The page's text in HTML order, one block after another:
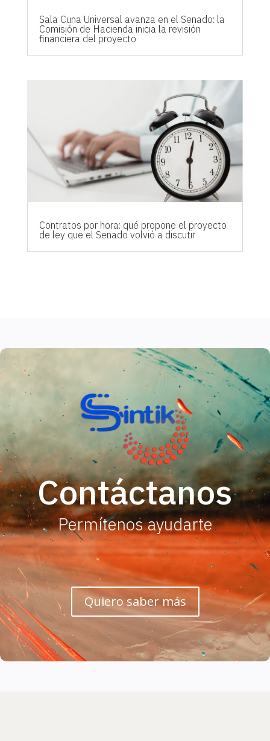
Sala Cuna Universal avanza en el Senado: la
Comisión de Hacienda inicia la revisión
financiera del proyecto
Contratos por hora: qué propone el proyecto
de ley que el Senado volvió a discutir
Contáctanos
Permítenos ayudarte
Quiero saber más